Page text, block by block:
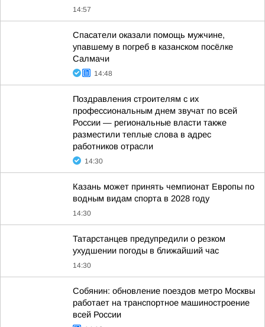
14:57
Спасатели оказали помощь мужчине,
упавшему в погреб в казанском посёлке
Салмачи
14:48
Поздравления строителям с их
профессиональным днем звучат по всей
России — региональные власти также
разместили теплые слова в адрес
работников отрасли
14:30
Казань может принять чемпионат Европы по
водным видам спорта в 2028 году
14:30
Татарстанцев предупредили о резком
ухудшении погоды в ближайший час
14:30
Собянин: обновление поездов метро Москвы
работает на транспортное машиностроение
всей России